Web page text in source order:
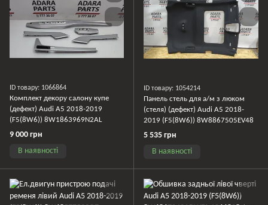
ID товару: 1066864
Комплект декору салону купе
(дефект) Audi A5 2018-2019
(F5(8W6)) 8W1863969N2AL
9 000 грн
В наявності
ID товару: 1054214
Панель стель для а/м з люком
(стеля) (дефект) Audi A5 2018-
2019 (F5(8W6)) 8W8867505EV48
5 535 грн
В наявності